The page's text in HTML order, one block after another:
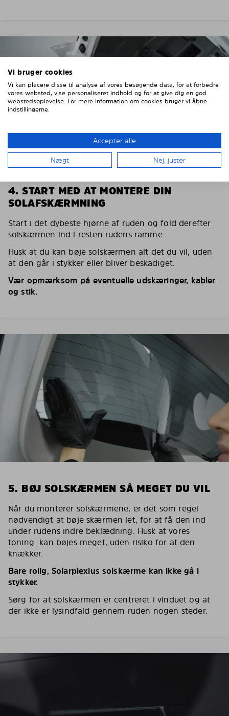
4. START MED AT MONTERE DIN
SOLAFSKÆRMNING
Start i det dybeste hjørne af ruden og fold derefter
solskærmen ind i resten rudens ramme.
Husk at du kan bøje solskærmen alt det du vil, uden
at den går i stykker eller bliver beskadiget.
Vær opmærksom på eventuelle udskæringer, kabler
og stik.
5. BØJ SOLSKÆRMEN SÅ MEGET DU VIL
Når du monterer solskærmene, er det som regel
nødvendigt at bøje skærmen let, for at få den ind
under rudens indre beklædning. Husk at vores
toning kan bøjes meget, uden risiko for at den
knækker.
Bare rolig, Solarplexius solskærme kan ikke gå i
stykker.
Sørg for at solskærmen er centreret i vinduet og at
der ikke er lysindfald gennem ruden nogen steder.
Vi bruger cookies
Vi kan placere disse til analyse af vores besøgende data, for at forbedre
vores websted, vise personaliseret indhold og for at give dig en god
webstedsoplevelse. For mere information om cookies bruger vi åbne
indstillingerne.
Accepter alle
Nægt Nej, juster